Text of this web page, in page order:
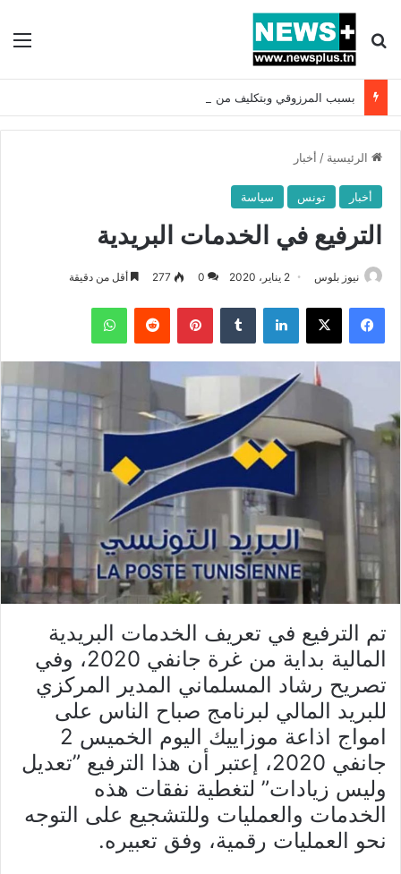
بحث عن
الرئيسية / أخبار
أخبار تونس سياسة
الترفيع في الخدمات البريدية
نيوز بلوس 2 يناير، 2020 0
277 أقل من دقيقة
فيسبوك X لينكدإن بينتيريست واتساب
تم الترفيع في تعريف الخدمات البريدية
المالية بداية من غرة جانفي 2020، وفي
تصريح رشاد المسلماني المدير المركزي
للبريد المالي لبرنامج صباح الناس على
امواج اذاعة موزاييك اليوم الخميس 2
جانفي 2020، إعتبر أن هذا الترفيع ”تعديل
وليس زيادات” لتغطية نفقات هذه
الخدمات والعمليات وللتشجيع على التوجه
نحو العمليات رقمية، وفق تعبيره.